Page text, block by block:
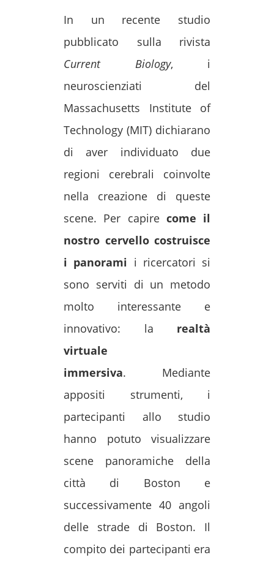
In un recente studio
pubblicato sulla rivista
Current Biology, i
neuroscienziati del
Massachusetts Institute of
Technology (MIT) dichiarano
di aver individuato due
regioni cerebrali coinvolte
nella creazione di queste
scene. Per capire come il
nostro cervello costruisce
i panorami i ricercatori si
sono serviti di un metodo
molto interessante e
innovativo: la realtà
virtuale
immersiva.
Mediante
appositi strumenti, i
partecipanti allo studio
hanno potuto visualizzare
scene panoramiche della
città di Boston e
successivamente 40 angoli
delle strade di Boston. Il
compito dei partecipanti era